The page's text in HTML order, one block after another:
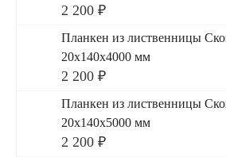
2 200 ₽
Планкен из лиственницы
20x140x4000 мм
2 200 ₽
Планкен из лиственницы
20x140x5000 мм
2 200 ₽